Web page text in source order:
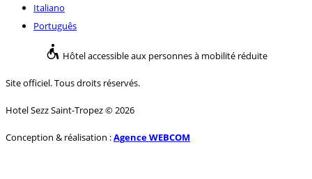
Italiano
Português
Hôtel accessible aux personnes à mobilité réduite
Site officiel. Tous droits réservés.
Hotel Sezz Saint-Tropez © 2026
Conception & réalisation :Agence WEBCOM